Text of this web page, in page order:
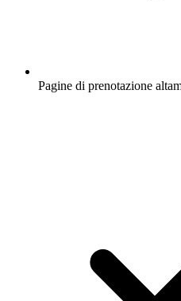
Pagine di prenotazione